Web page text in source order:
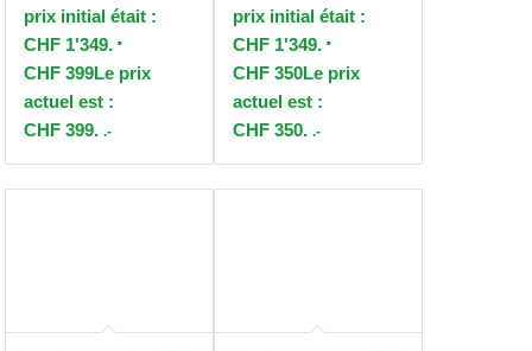
prix initial était :
CHF 1'349.
CHF 399Le prix
actuel est :
CHF 399. .-
prix initial était :
CHF 1'349.
CHF 350Le prix
actuel est :
CHF 350. .-